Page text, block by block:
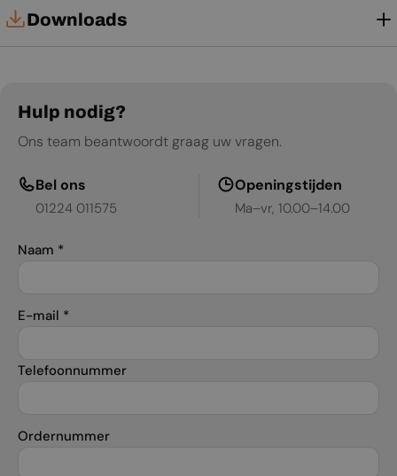
Downloads
Gebruikershandleiding
Productblad
Hulp nodig?
Ons team beantwoordt graag uw vragen.
Bel ons
01224 011575
Openingstijden
Ma–vr, 10.00–14.00
Naam *
E-mail *
Telefoonnummer
Ordernummer